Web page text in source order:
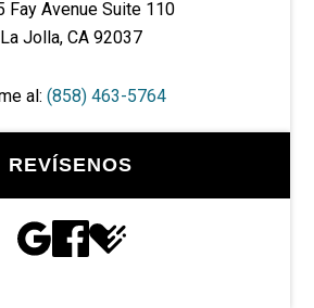
Fay Avenue Suite 110
La Jolla, CA 92037
al: (858) 463-5764
REVÍSENOS